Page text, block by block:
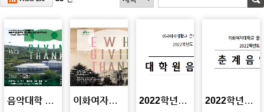
음악대학 창립 100주년 기념 음악회 이화여자대학교 음악대학 100주년 2022학년도 1학기 음악대학 대학원 음악회 2022학년도 음악대학 춘계음악회